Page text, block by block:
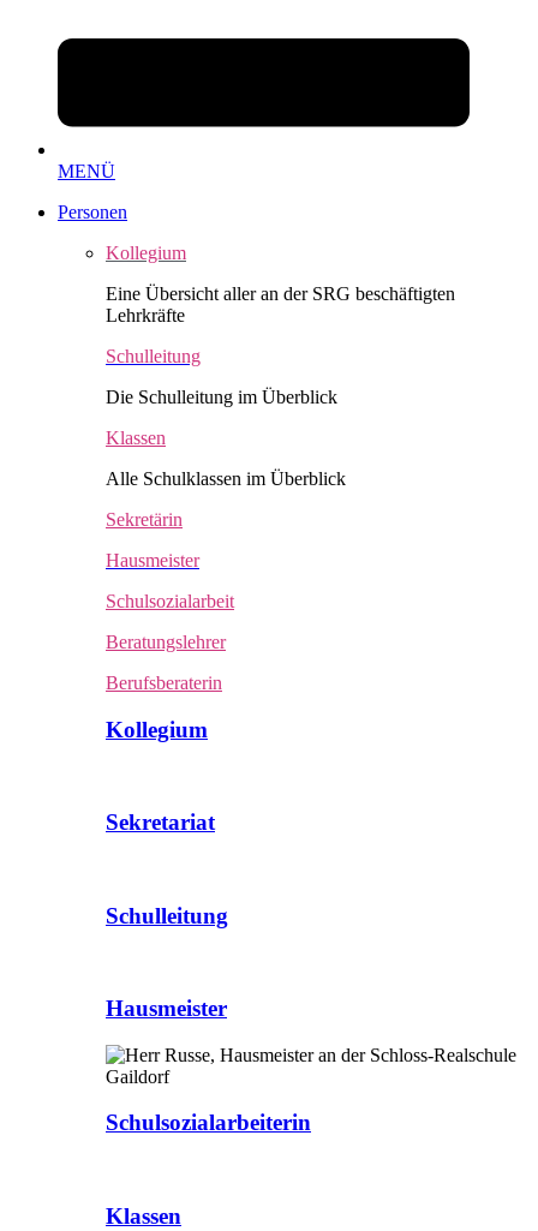
MENÜ
Personen
Kollegium
Eine Übersicht aller an der SRG beschäftigten
Lehrkräfte
Schulleitung
Die Schulleitung im Überblick
Klassen
Alle Schulklassen im Überblick
Sekretärin
Hausmeister
Schulsozialarbeit
Beratungslehrer
Berufsberaterin
Kollegium
Sekretariat
Schulleitung
Hausmeister
Schulsozialarbeiterin
Klassen